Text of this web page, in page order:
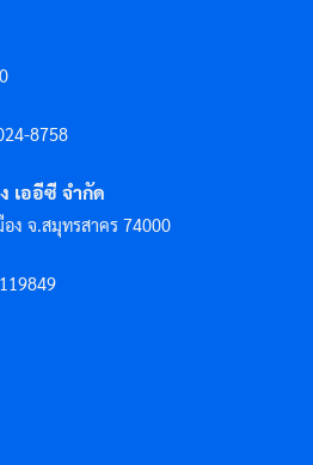
8758
เออีซี จำกัด
ง จ.สมุทรสาคร 74000